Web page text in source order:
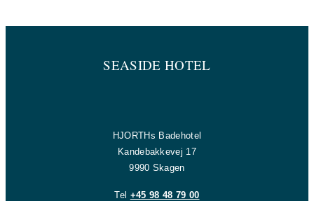
SEASIDE HOTEL
HJORTHs Badehotel
Kandebakkevej 17
9990 Skagen
Tel +45 98 48 79 00